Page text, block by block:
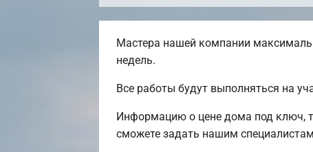
Мастера нашей компании
недель.
Все работы будут выполняться на
Информацию о цене дома под ключ,
сможете задать нашим